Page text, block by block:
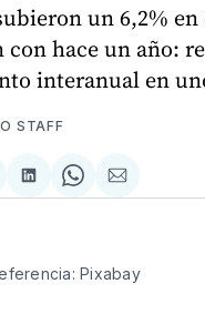
un 6,2%
hace un año:
interanual en
STAFF
Compartir
en
Share
on
Compartir
via
Pixabay